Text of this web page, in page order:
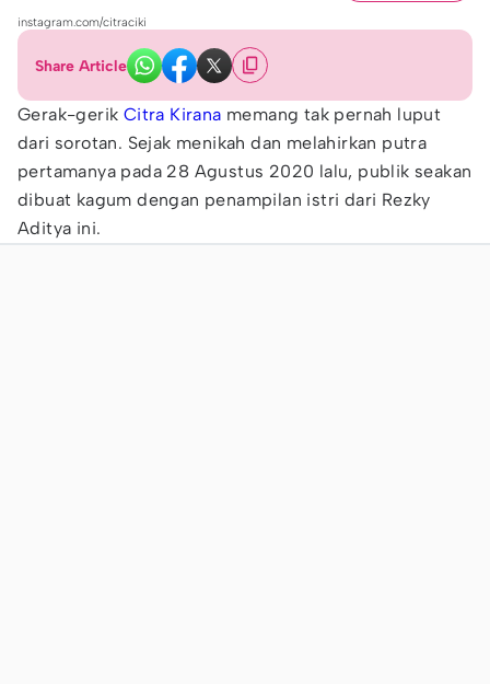
instagram.com/citraciki
Share Article
Gerak-gerik Citra Kirana memang tak pernah luput
dari sorotan. Sejak menikah dan melahirkan putra
pertamanya pada 28 Agustus 2020 lalu, publik seakan
dibuat kagum dengan penampilan istri dari Rezky
Aditya ini.